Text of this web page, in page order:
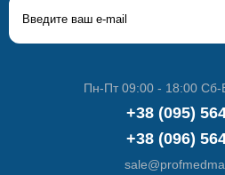
Пн-Пт 09:00 - 18:00 Сб-
+38 (095)
+38 (096)